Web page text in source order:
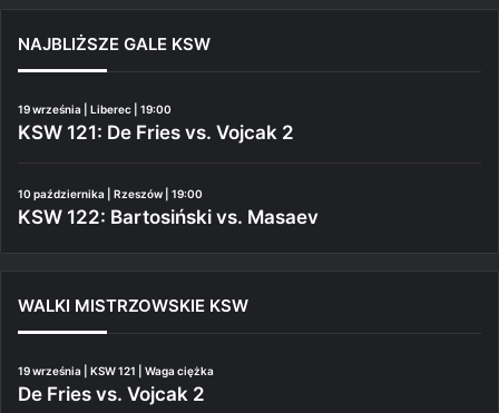
NAJBLIŻSZE GALE KSW
19 września | Liberec | 19:00
KSW 121: De Fries vs. Vojcak 2
10 października | Rzeszów | 19:00
KSW 122: Bartosiński vs. Masaev
WALKI MISTRZOWSKIE KSW
19 września | KSW 121 | Waga ciężka
De Fries vs. Vojcak 2